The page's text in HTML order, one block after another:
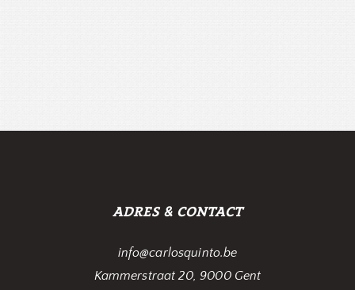
ADRES & CONTACT
info@carlosquinto.be
Kammerstraat 20, 9000 Gent